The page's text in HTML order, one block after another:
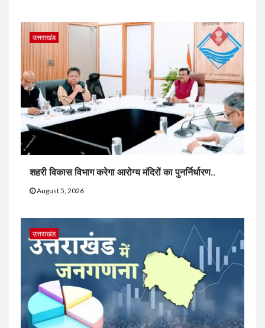
उत्तराखंड
शहरी विकास विभाग करेगा आरोग्य मंदिरों का पुनर्निर्धारण..
August 5, 2026
उत्तराखंड